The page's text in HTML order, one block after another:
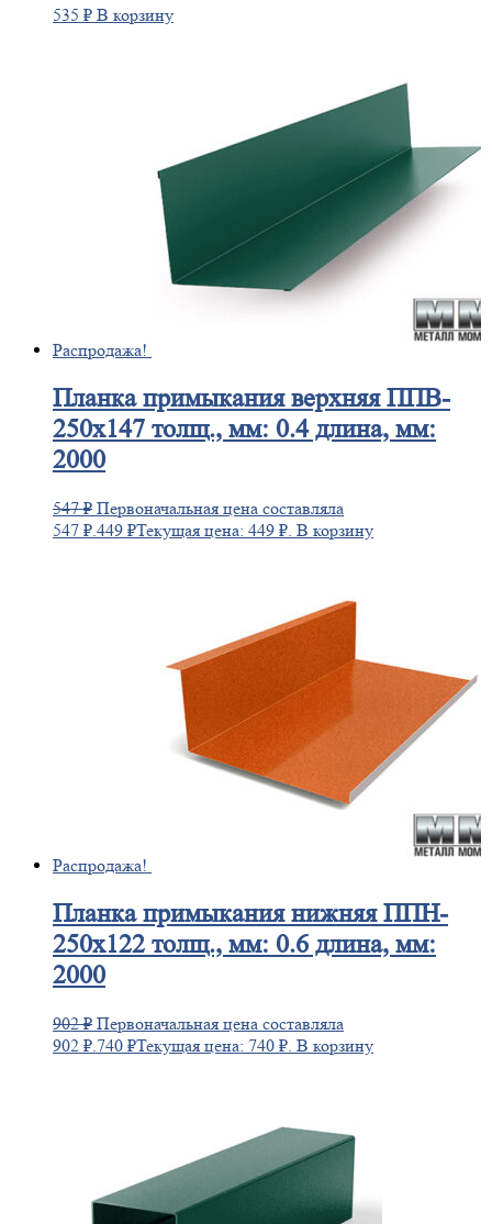
535 ₽ В корзину
Распродажа!
Планкапримыкания верхняя ППВ-
250х147 толщ., мм: 0.4 длина, мм:
2000
547₽ Первоначальная цена составляла
547 ₽. 449 ₽Текущая цена: 449 ₽. В корзину
Распродажа!
Планкапримыкания нижняя ППН-
250х122 толщ., мм: 0.6 длина, мм:
2000
902₽ Первоначальная цена составляла
902 ₽. 740 ₽Текущая цена: 740 ₽. В корзину